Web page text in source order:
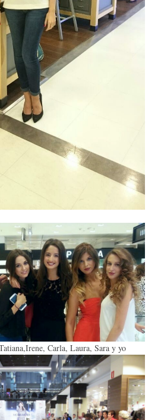
Carla, Laura, Sara y yo